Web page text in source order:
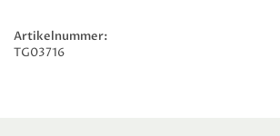
Artikelnummer:
TG03716